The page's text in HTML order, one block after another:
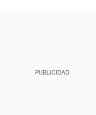
PUBLICIDAD